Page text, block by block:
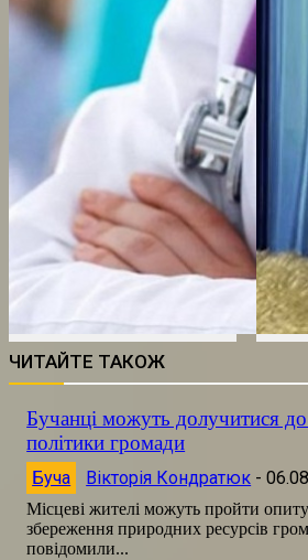
ЧИТАЙТЕ ТАКОЖ
Бучанці можуть долучитися
політики громади
Буча Вікторія Кондратюк -
Місцеві жителі можуть пройти
збереження природних ресурсів громади.
повідомили...